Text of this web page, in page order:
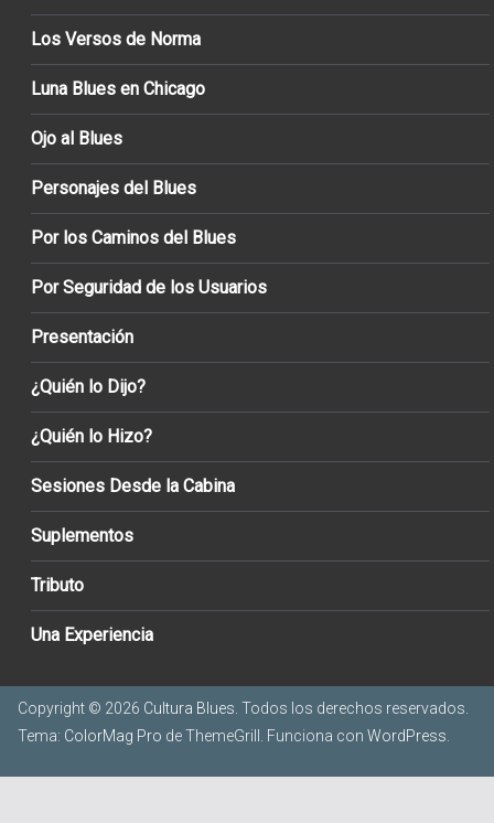
Los Versos de Norma
Luna Blues en Chicago
Ojo al Blues
Personajes del Blues
Por los Caminos del Blues
Por Seguridad de los Usuarios
Presentación
¿Quién lo Dijo?
¿Quién lo Hizo?
Sesiones Desde la Cabina
Suplementos
Tributo
Una Experiencia
Copyright © 2026 Cultura Blues. Todos los derechos reservados.
Tema: ColorMag Pro de ThemeGrill. Funciona con WordPress.